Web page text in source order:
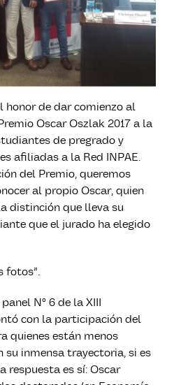
honor de dar comienzo al
Oscar Oszlak 2017 a la
de pregrado y
afiliadas a la Red INPAE.
del Premio, queremos
al propio Oscar, quien
distinción que lleva su
que el jurado ha elegido
fotos”.
N° 6 de la XIII
con la participación del
quienes están menos
inmensa trayectoria, si es
respuesta es sí: Oscar